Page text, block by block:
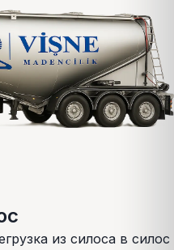
из силоса в силос